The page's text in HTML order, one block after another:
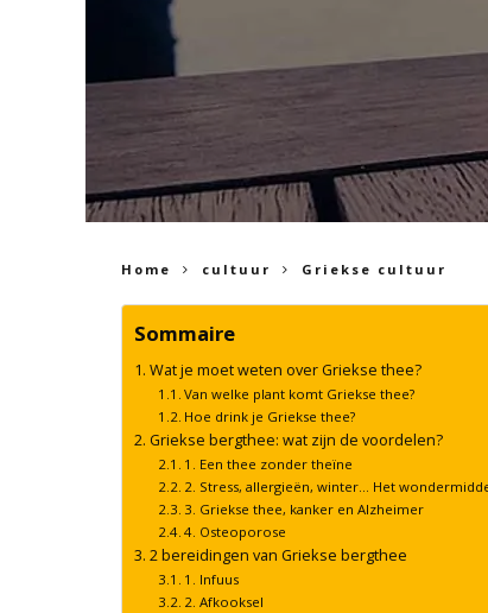
Home cultuur Griekse cultuur
Sommaire
Wat je moet weten over Griekse thee?
Van welke plant komt Griekse thee?
Hoe drink je Griekse thee?
Griekse bergthee: wat zijn de voordelen?
1. Een thee zonder theïne
2. Stress, allergieën, winter… Het
3. Griekse thee, kanker en Alzheimer
4. Osteoporose
2 bereidingen van Griekse bergthee
1. Infuus
2. Afkooksel